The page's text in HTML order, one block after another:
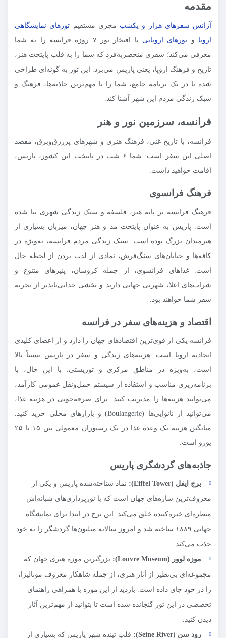
مقدمه
آژانس سفرهای هزار و یکشب مجری مستقیم تورهای نمایشگاهی
اروپا و تورهای اروپایی
با افتخار تور ۷ روزه فرانسه را به شما
معرفی می‌کند؛ سفری منحصربه‌فرد که شما را به قلب پایتخت هنر،
تاریخ و فرهنگ اروپا، یعنی پاریس می‌برد. این تور به گونه‌ای طراحی
شده تا در یک برنامه جامع، شما را با مهم‌ترین جاذبه‌ها، فرهنگ و
سبک زندگی مردم این شهر آشنا کند.
فرانسه، سرزمین نور و هنر
فرانسه، با تاریخ غنی، فرهنگ هنری و شهرهای پرزرق‌وبرق، مقصد
اصلی این سفر است. شما ۶ شب در پایتخت این کشور، پاریس،
اقامت خواهید داشت.
فرهنگ فرانسوی
فرهنگ فرانسه بر پایه هنر، فلسفه و سبک زندگی شهری بنا شده
است. پاریس به عنوان پایتخت مد و هنر جهان، میزبان بسیاری از
هنرمندان بزرگ بوده است. سبک زندگی مردم فرانسه، به‌ویژه در
کافه‌ها و خیابان‌های سنگ‌فرش، نمادی از لذت بردن از لحظه حال
است. غذاهای فرانسوی، از جمله کروسان، پنیرهای متنوع و
شراب‌های اعلا، شهرتی جهانی دارند و بخشی جدایی‌ناپذیر از تجربه
سفر شما خواهند بود.
اقتصاد و هزینه‌های سفر در فرانسه
فرانسه یکی از قوی‌ترین اقتصادهای جهان را دارد و از اعضای کلیدی
اتحادیه اروپا است. هزینه‌های زندگی و سفر در پاریس نسبتاً بالا
است، به‌ویژه در مناطق مرکزی و توریستی. با این حال، با
برنامه‌ریزی مناسب و استفاده از سیستم حمل‌ونقل عمومی کارآمد،
می‌توانید هزینه‌ها را مدیریت کنید. برای صرفه‌جویی در هزینه غذا،
می‌توانید از نانوایی‌ها (Boulangerie) و بازارهای محلی خرید کنید.
میانگین هزینه یک وعده غذا در یک رستوران معمولی بین ۱۵ تا ۲۵
یورو است.
جاذبه‌های گردشگری پاریس
برج ایفل (Eiffel Tower
): نماد شناخته‌شده پاریس و یکی از
معروف‌ترین سازه‌های جهان است که با نورپردازی‌های شبانه‌اش
منظره‌ای خیره‌کننده خلق می‌کند. این برج در ابتدا برای نمایشگاه
جهانی ۱۸۸۹ ساخته شد و امروز سالانه میلیون‌ها گردشگر را به خود
جذب می‌کند.
موزه لوور (Louvre Museum
): بزرگترین موزه هنری جهان که
مجموعه‌ای بی‌نظیر از آثار هنری، از جمله شاهکار معروف مونالیزا،
را در خود جای داده است. بازدید از این موزه با همراهی راهنمای
تخصصی در این تور گنجانده شده است تا بتوانید از مهم‌ترین آثار
دیدن کنید.
رود سن (Seine River
): قلب تپنده شهر پاریس که بسیاری از